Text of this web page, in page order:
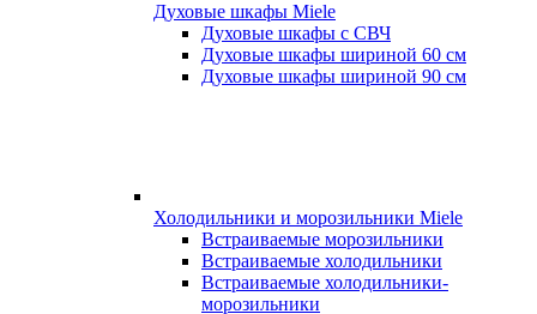
Духовые шкафы Miele
Духовые шкафы с СВЧ
Духовые шкафы шириной 60 см
Духовые шкафы шириной 90 см
Холодильники и морозильники Miele
Встраиваемые морозильники
Встраиваемые холодильники
Встраиваемые холодильники-
морозильники